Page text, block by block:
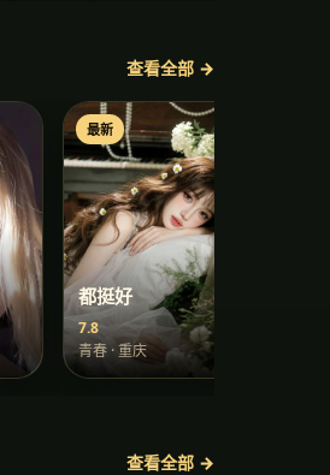
查看全部 →
最新
都挺好
7.8
青春 ·重庆
查看全部 →